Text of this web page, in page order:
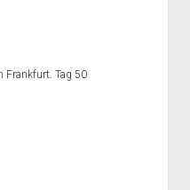
Frankfurt. Tag 50